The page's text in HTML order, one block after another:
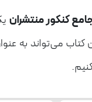
کنکور منتشران
کتاب می‌تواند به